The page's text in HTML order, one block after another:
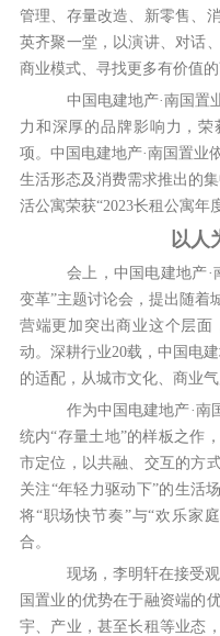
管理、存量改造、新零售、
英齐聚一堂，以演讲、对话
商业模式、寻找更多有价值的
中国电建地产·南国置
力和深厚的品牌影响力，荣
项。中国电建地产·南国置业
生活形态及消费需求推出的
活公寓荣获“2023长租公寓年
以人
会上，中国电建地产
变革”主题讨论会，提出随着
营端更加突出商业这个层面
动。深耕行业20载，中国电
的适配，从城市文化、商业
作为中国电建地产·南
统内“存量土地”的样板之作
市定位，以共融、交互的方
关注“年轻力驱动下”的生活
将“职场快节奏”与“欢乐家
合。
现场，李明轩在接受
国置业的优势在于融资端的
宇、产业，甚至长租等业态